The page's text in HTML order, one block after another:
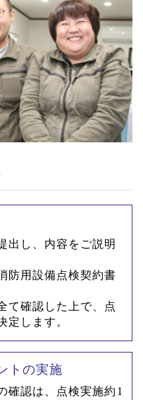
出し、内容をご説明
防用設備点検契約書
て確認した上で、点
定します。
トの実施
確認は、点検実施約1